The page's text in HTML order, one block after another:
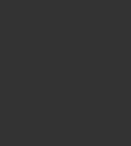
PARA EL CUERO